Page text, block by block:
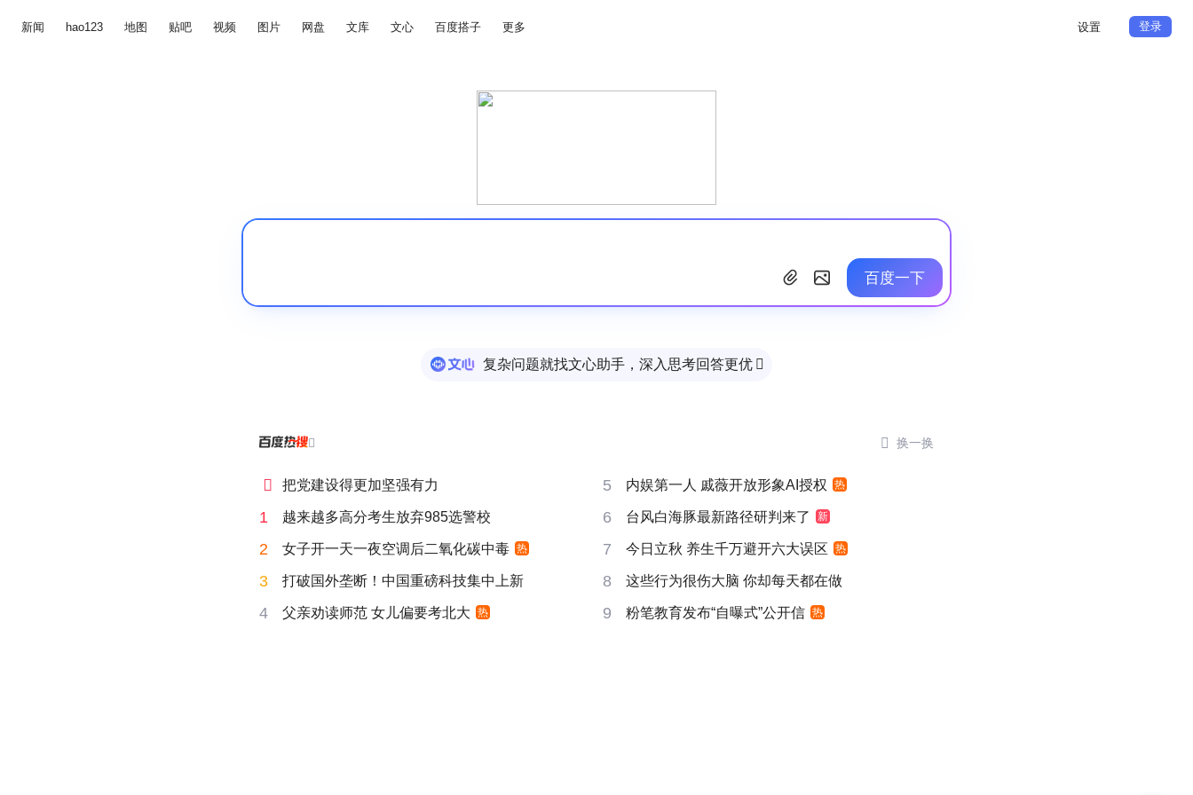
新闻 hao123 地图 贴吧 视频 图片 网盘 文库 文心 百度搭子 更多 设置 登录
百度一下
复杂问题就找文心助手，深入思考回答更优 
  换一换
 把党建设得更加坚强有力 5 内娱第一人 戚薇开放形象AI授权 热
1 越来越多高分考生放弃985选警校 6 台风白海豚最新路径研判来了 新
2 女子开一天一夜空调后二氧化碳中毒 热 7 今日立秋 养生千万避开六大误区 热
3 打破国外垄断！中国重磅科技集中上新 8 这些行为很伤大脑 你却每天都在做
4 父亲劝读师范 女儿偏要考北大 热 9 粉笔教育发布“自曝式”公开信 热